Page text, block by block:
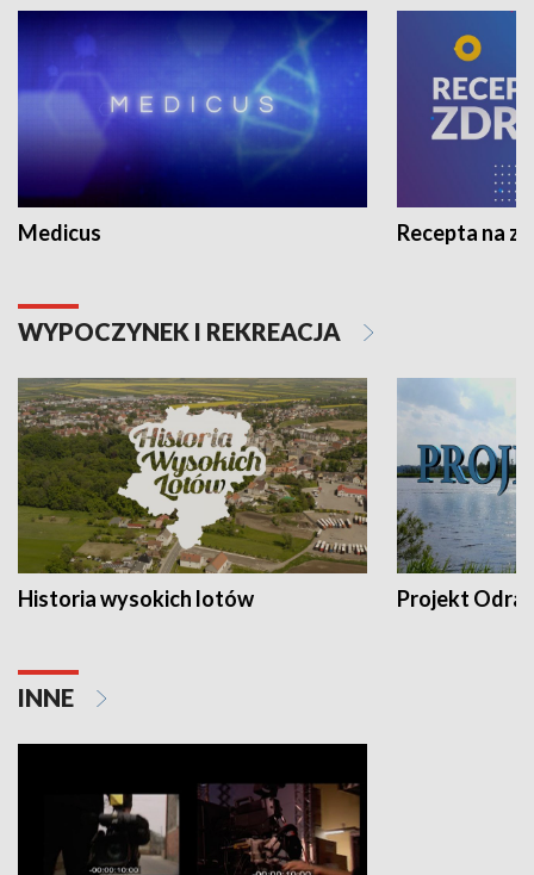
Medicus Recepta na
WYPOCZYNEK I REKREACJA
Historia wysokich lotów Projekt Odra
INNE